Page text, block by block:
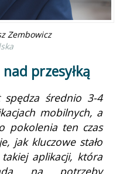
Zembowicz
przesyłką
spędza średnio 3-4
mobilnych, a
pokolenia ten czas
jak kluczowe stało
aplikacji, która
na potrzeby